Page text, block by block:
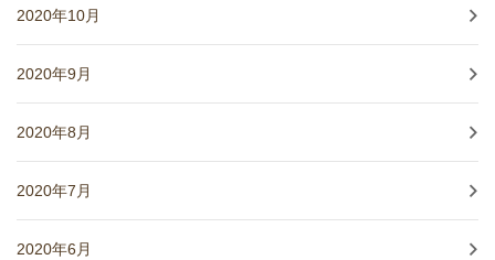
2020年10月
2020年9月
2020年8月
2020年7月
2020年6月